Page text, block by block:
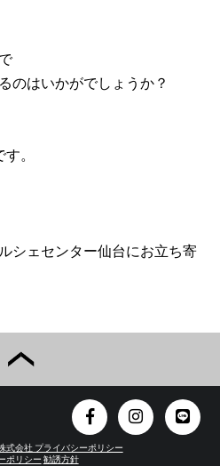
のはいかがでしょうか？
。
シェセンター仙台にお立ち寄
式会社 プライバシーポリシー
ポリシー 勧誘方針